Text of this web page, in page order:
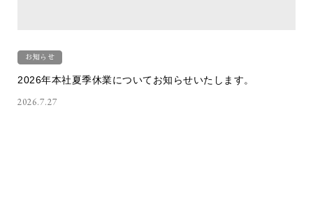
お知らせ
2026年本社夏季休業についてお知らせいたします。
2026.7.27